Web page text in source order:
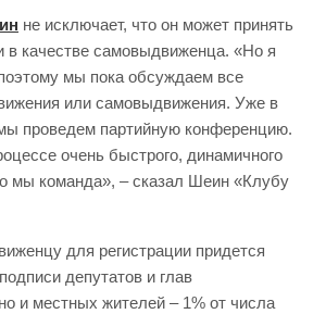
не исключает, что он может принять
в качестве самовыдвиженца. «Но я
мы пока обсуждаем все
или самовыдвижения. Уже в
проведем партийную конференцию.
очень быстрого, динамичного
мы команда», – сказал Шеин «Клубу
для регистрации придется
депутатов и глав
и местных жителей – 1% от числа